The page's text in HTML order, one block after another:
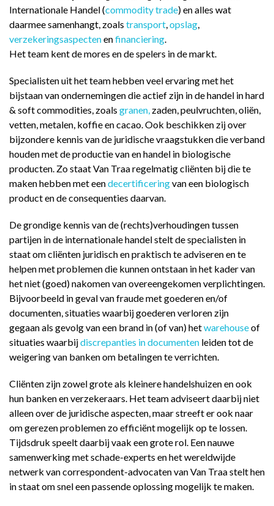
Internationale Handel (commodity trade) en alles wat
daarmee samenhangt, zoals transport,opslag,
verzekeringsaspectenenfinanciering.
Het team kent de mores en de spelers in de markt.
Specialisten uit het team hebben veel ervaring met het
bijstaan van ondernemingen die actief zijn in de handel in hard
& soft commodities, zoals granen, zaden, peulvruchten, oliën,
vetten, metalen, koffie en cacao. Ook beschikken zij over
bijzondere kennis van de juridische vraagstukken die verband
houden met de productie van en handel in biologische
producten. Zo staat Van Traa regelmatig cliënten bij die te
maken hebben met eendecertificeringvan een biologisch
product en de consequenties daarvan.
De grondige kennis van de (rechts)verhoudingen tussen
partijen in de internationale handel stelt de specialisten in
staat om cliënten juridisch en praktisch te adviseren en te
helpen met problemen die kunnen ontstaan in het kader van
het niet (goed) nakomen van overeengekomen verplichtingen.
Bijvoorbeeld in geval van fraude met goederen en/of
documenten, situaties waarbij goederen verloren zijn
gegaan als gevolg van een brand in (of van) hetwarehouseof
situaties waarbijdiscrepanties in documenten leiden tot de
weigering van banken om betalingen te verrichten.
Cliënten zijn zowel grote als kleinere handelshuizen en ook
hun banken en verzekeraars. Het team adviseert daarbij niet
alleen over de juridische aspecten, maar streeft er ook naar
om gerezen problemen zo efficiënt mogelijk op te lossen.
Tijdsdruk speelt daarbij vaak een grote rol. Een nauwe
samenwerking met schade-experts en het wereldwijde
netwerk van correspondent-advocaten van Van Traa stelt hen
in staat om snel een passende oplossing mogelijk te maken.